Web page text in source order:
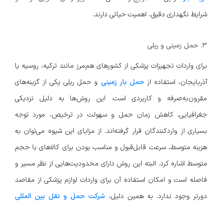
شرایط نگهداری دقیق، اهمیت حیاتی دارند.
۳. حمل زمینی و ریلی
برای واردات تجهیزات پزشکی از کشورهای هم‌مرز مانند ترکیه، روسیه یا
آذربایجان، استفاده ازحمل بار زمینی و حمل ریلی یکی از گزینه‌های
مقرون‌به‌صرفه و کاربردی است. این روش‌ها به دلیل نزدیکی
جغرافیایی، کاهش زمان حمل و سهولت در ترخیص، مورد توجه
بسیاری از واردکنندگان قرار گرفته‌اند. از مزایای این شیوه می‌توان به
هزینه متوسط، سرعت قابل‌قبول و مناسب بودن برای کالاهای با حجم
متوسط اشاره کرد. البته این روش دارای محدودیت‌هایی از نظر مسیر و
فاصله است و امکان استفاده آن برای واردات لوازم پزشکی از مقاصد
دورتر وجود ندارد. به همین دلیل، شرکت حمل و نقل بین المللی